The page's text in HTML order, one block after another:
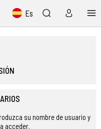
Es
su nombre de usuario y
acceder.